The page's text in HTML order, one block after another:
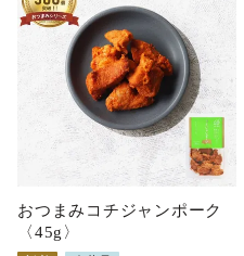
おつまみコチジャンポーク
〈45g〉